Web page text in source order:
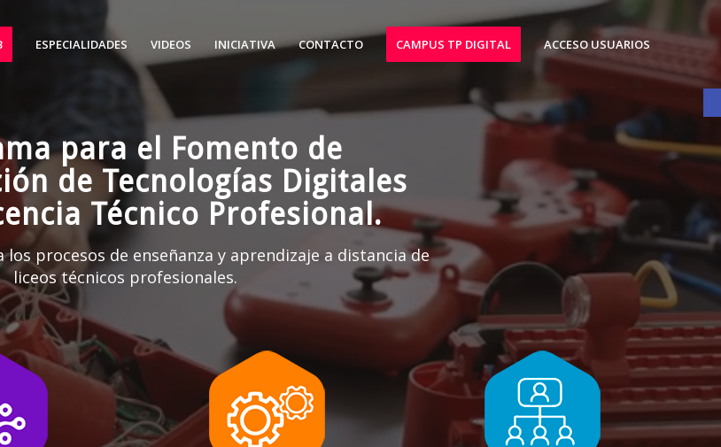
ESPECIALIDADES VIDEOS INICIATIVA CONTACTO CAMPUS TP DIGITAL ACCESO USUARIOS
para el Fomento de
de Tecnologías Digitales
Técnico Profesional.
los procesos de enseñanza y aprendizaje a distancia de
liceos técnicos profesionales.